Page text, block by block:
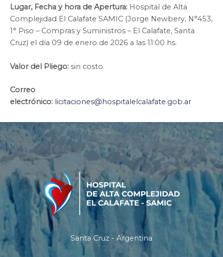
Lugar, Fecha y hora de Apertura: Hospital de Alta
Complejidad El Calafate SAMIC (Jorge Newbery, N°453,
1° Piso – Compras y Suministros – El Calafate, Santa
Cruz) el día 09 de enero de 2026 a las 11:00 hs.
Valor del Pliego: sin costo.
Correo
electrónico: licitaciones@hospitalelcalafate.gob.ar
Santa Cruz - Argentina